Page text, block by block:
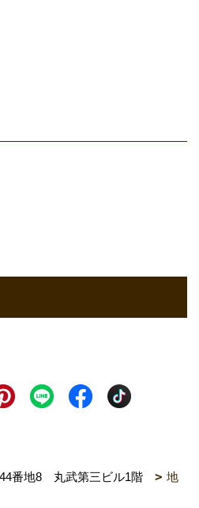
44番地8 丸武第三ビル1階
地